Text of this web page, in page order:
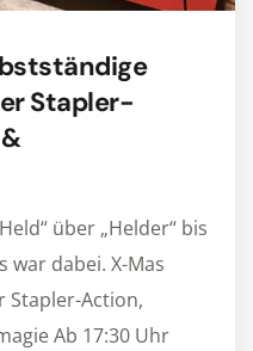
Stapler-
über „Helder“ bis
war dabei. X-Mas
Stapler-Action,
Ab 17:30 Uhr